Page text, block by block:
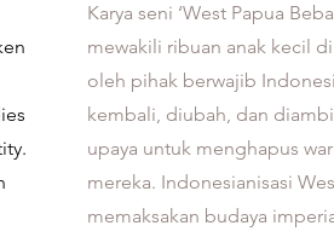
Karya seni ‘West Papua
mewakili ribuan anak kecil
oleh pihak berwajib
kembali, diubah, dan
upaya untuk menghapus
mereka. Indonesianisasi
memaksakan budaya